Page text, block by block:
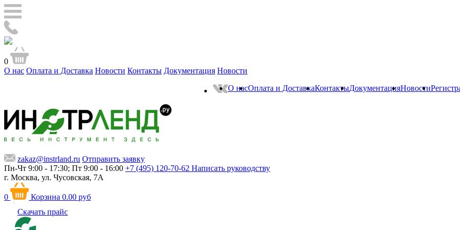
0
О нас Оплата и Доставка Новости Контакты Документация Новости
О насОплата и ДоставкаКонтактыДокументацияНовости
zakaz@instrland.ru Отправить заявку
Пн-Чт 9:00 - 17:30; Пт 9:00 - 16:00 +7 (495) 120-70-62 Написать руководству
г. Москва, ул. Чусовская, 7А
0 Корзина 0.00 руб
Скачать прайс